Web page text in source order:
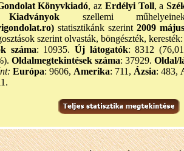
Könyvkiadó, az Erdélyi Toll, a
szellemi
statisztikánk szerint 2009
szerint olvasták, böngészték, keresték:
száma: 10935. Új látogatók: 8312
Oldalmegtekintések száma: 37929. Oldal/
Európa: 9606, Amerika: 711, Ázsia: 483,